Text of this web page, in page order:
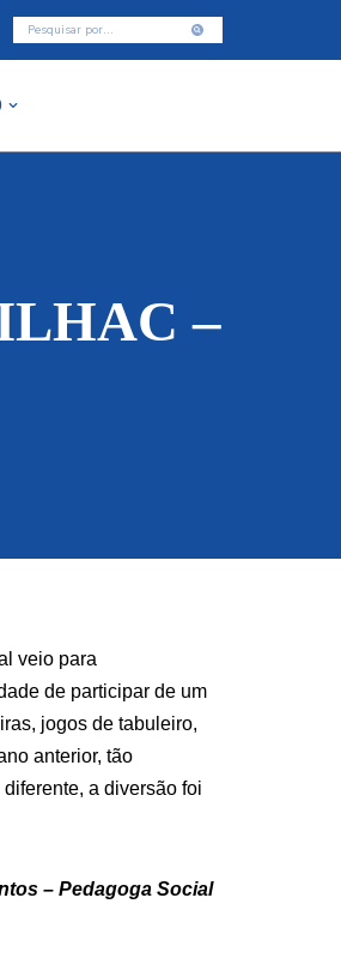
–
veio para
de participar de um
jogos de tabuleiro,
anterior, tão
a diversão foi
– Pedagoga Social